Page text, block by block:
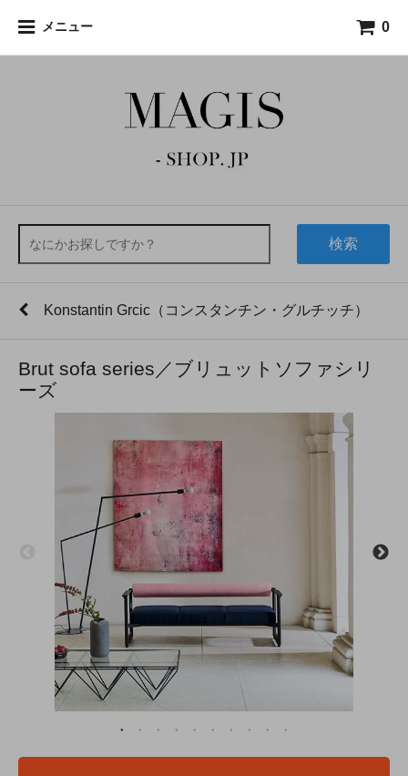
メニュー 0
検索
Konstantin Grcic（コンスタンチン・グルチッチ）
Brut sofa series／ブリュットソファシリ
ーズ